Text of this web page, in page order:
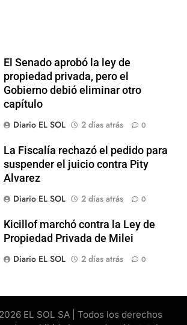
El Senado aprobó la ley de
propiedad privada, pero el
Gobierno debió eliminar otro
capítulo
Diario EL SOL
2 días atrás 0
La Fiscalía rechazó el pedido para
suspender el juicio contra Pity
Alvarez
Diario EL SOL
2 días atrás 0
Kicillof marchó contra la Ley de
Propiedad Privada de Milei
Diario EL SOL
2 días atrás 0
EL SOL SA | Todos los derechos